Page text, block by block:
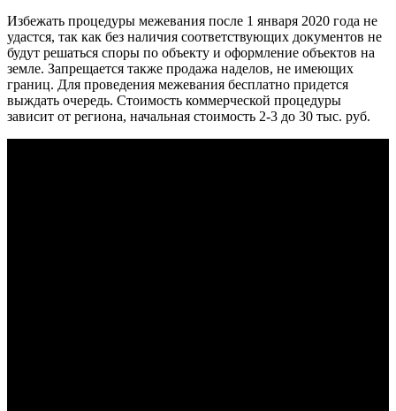
Избежать процедуры межевания после 1 января 2020 года не
удастся, так как без наличия соответствующих документов не
будут решаться споры по объекту и оформление объектов на
земле. Запрещается также продажа наделов, не имеющих
границ. Для проведения межевания бесплатно придется
выждать очередь. Стоимость коммерческой процедуры
зависит от региона, начальная стоимость 2-3 до 30 тыс. руб.